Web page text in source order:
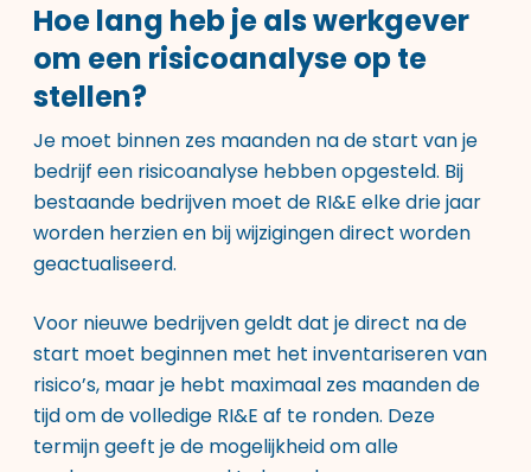
Hoe lang heb je als werkgever
om een risicoanalyse op te
stellen?
Je moet binnen zes maanden na de start van je
bedrijf een risicoanalyse hebben opgesteld. Bij
bestaande bedrijven moet de RI&E elke drie jaar
worden herzien en bij wijzigingen direct worden
geactualiseerd.
Voor nieuwe bedrijven geldt dat je direct na de
start moet beginnen met het inventariseren van
risico’s, maar je hebt maximaal zes maanden de
tijd om de volledige RI&E af te ronden. Deze
termijn geeft je de mogelijkheid om alle